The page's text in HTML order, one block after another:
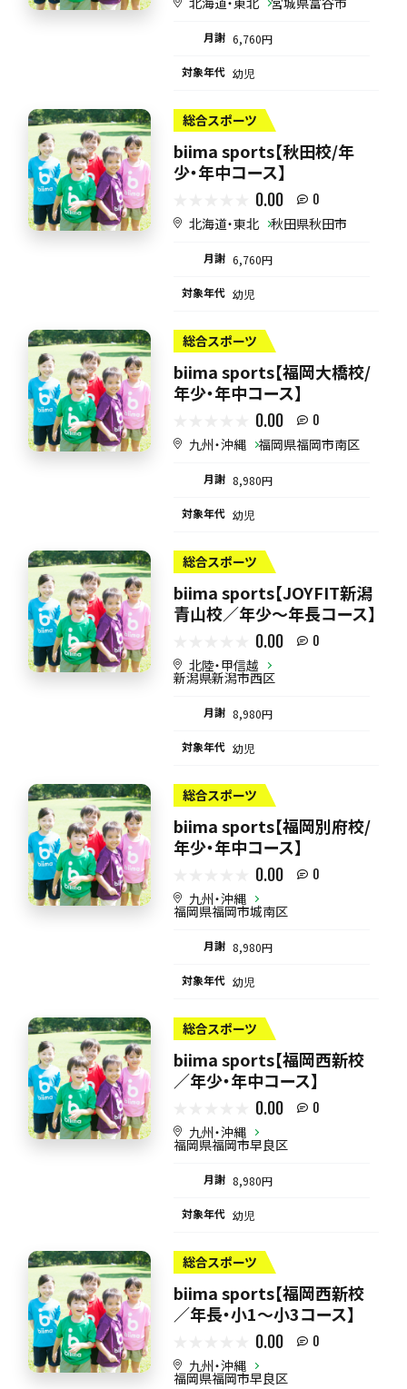
月謝 6,760円
対象年代 幼児
総合スポーツ
biima sports【秋田校/年
少・年中コース】
0.00 0
北海道・東北 秋田県秋田市
月謝 6,760円
対象年代 幼児
総合スポーツ
biima sports【福岡大橋校/
年少・年中コース】
0.00 0
九州・沖縄 福岡県福岡市南区
月謝 8,980円
対象年代 幼児
総合スポーツ
biima sports【JOYFIT新潟
青山校／年少～年長コース】
0.00 0
北陸・甲信越
新潟県新潟市西区
月謝 8,980円
対象年代 幼児
総合スポーツ
biima sports【福岡別府校/
年少・年中コース】
0.00 0
九州・沖縄
福岡県福岡市城南区
月謝 8,980円
対象年代 幼児
総合スポーツ
biima sports【福岡西新校
／年少・年中コース】
0.00 0
九州・沖縄
福岡県福岡市早良区
月謝 8,980円
対象年代 幼児
総合スポーツ
biima sports【福岡西新校
／年長・小1〜小3コース】
0.00 0
九州・沖縄
福岡県福岡市早良区